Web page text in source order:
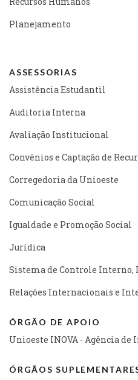
Planejamento
ASSESSORIAS
Assistência Estudantil
Auditoria Interna
Avaliação Institucional
Convênios e Captação de
Corregedoria da Unioeste
Comunicação Social
Igualdade e Promoção Social
Jurídica
Sistema de Controle
Relações Internacionais e
ÓRGÃO DE APOIO
Unioeste INOVA - Agência de
ÓRGÃOS